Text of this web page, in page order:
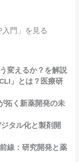
門」を見る
変えるか？を解説
」とは？医療研
拓く新薬開発の未
タル化と製剤開
線：研究開発と薬